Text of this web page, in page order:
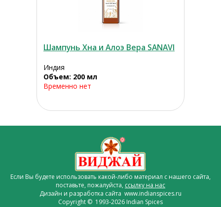
Шампунь Хна и Алоэ Вера SANAVI
Индия
Объем: 200 мл
Временно нет
Если Вы будете использовать какой-либо материал с нашего сайта,
поставьте, пожалуйста, ссылку на нас
Дизайн и разработка сайта www.indianspices.ru
Copyright © 1993-2026 Indian Spices